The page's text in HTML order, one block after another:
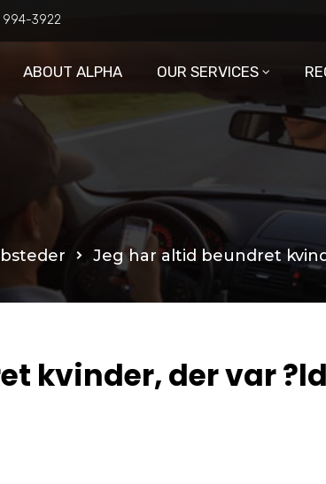
994-3922
ABOUT ALPHA OUR SERVICES
Jeg har altid beundret
kvinder, der var